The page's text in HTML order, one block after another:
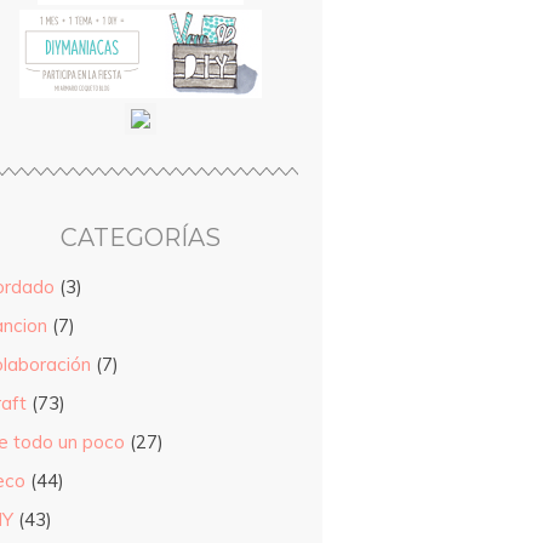
CATEGORÍAS
(3)
(7)
(7)
(73)
todo un poco (27)
(44)
(43)